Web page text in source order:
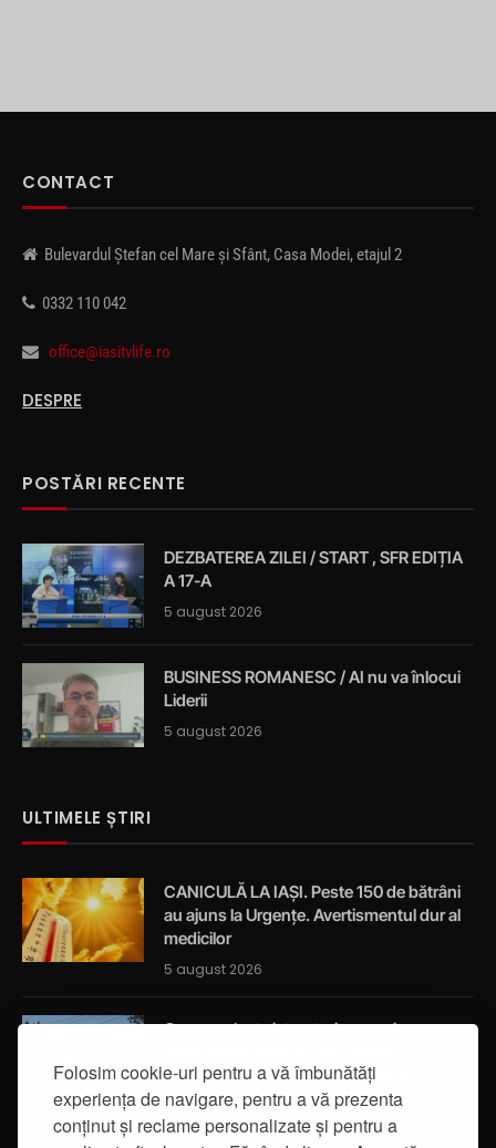
Folosim cookie-uri pentru a vă îmbunătăți
experiența de navigare, pentru a vă prezenta
conținut și reclame personalizate și pentru a
CONTACT
Bulevardul Ștefan cel Mare și Sfânt, Casa Modei, etajul 2
0332 110 042
office@iasitvlife.ro
DESPRE
POSTĂRI RECENTE
DEZBATEREA ZILEI / START , SFR EDIȚIA
A 17-A
5 august 2026
BUSINESS ROMANESC / AI nu va înlocui
Liderii
5 august 2026
ULTIMELE ȘTIRI
CANICULĂ LA IAȘI. Peste 150 de bătrâni
au ajuns la Urgențe. Avertismentul dur al
medicilor
5 august 2026
Cum a salvat viața a trei oameni un
întâmplător prin localitatea Breazu
5 august 2026